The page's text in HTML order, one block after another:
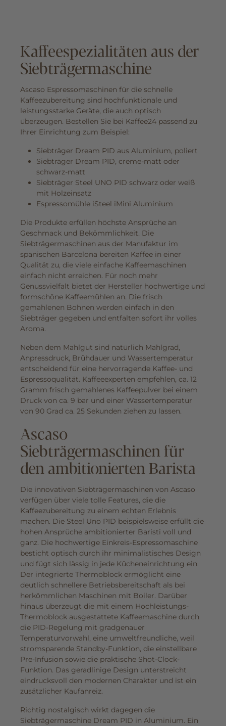
Kaffeespezialitäten aus der
Siebträgermaschine
Ascaso Espressomaschinen für die schnelle
Kaffeezubereitung sind hochfunktionale und
leistungsstarke Geräte, die auch optisch
überzeugen. Bestellen Sie bei Kaffee24 passend zu
Ihrer Einrichtung zum Beispiel:
Siebträger Dream PID aus Aluminium, poliert
Siebträger Dream PID, creme-matt oder
schwarz-matt
Siebträger Steel UNO PID schwarz oder weiß
mit Holzeinsatz
Espressomühle iSteel iMini Aluminium
Die Produkte erfüllen höchste Ansprüche an
Geschmack und Bekömmlichkeit. Die
Siebträgermaschinen aus der Manufaktur im
spanischen Barcelona bereiten Kaffee in einer
Qualität zu, die viele einfache Kaffeemaschinen
einfach nicht erreichen. Für noch mehr
Genussvielfalt bietet der Hersteller hochwertige und
formschöne Kaffeemühlen an. Die frisch
gemahlenen Bohnen werden einfach in den
Siebträger gegeben und entfalten sofort ihr volles
Aroma.
Neben dem Mahlgut sind natürlich Mahlgrad,
Anpressdruck, Brühdauer und Wassertemperatur
entscheidend für eine hervorragende Kaffee- und
Espressoqualität. Kaffeeexperten empfehlen, ca. 12
Gramm frisch gemahlenes Kaffeepulver bei einem
Druck von ca. 9 bar und einer Wassertemperatur
von 90 Grad ca. 25 Sekunden ziehen zu lassen.
Ascaso
Siebträgermaschinen für
den ambitionierten Barista
Die innovativen Siebträgermaschinen von Ascaso
verfügen über viele tolle Features, die die
Kaffeezubereitung zu einem echten Erlebnis
machen. Die Steel Uno PID beispielsweise erfüllt die
hohen Ansprüche ambitionierter Baristi voll und
ganz. Die hochwertige Einkreis-Espressomaschine
besticht optisch durch ihr minimalistisches Design
und fügt sich lässig in jede Kücheneinrichtung ein.
Der integrierte Thermoblock ermöglicht eine
deutlich schnellere Betriebsbereitschaft als bei
herkömmlichen Maschinen mit Boiler. Darüber
hinaus überzeugt die mit einem Hochleistungs-
Thermoblock ausgestattete Kaffeemaschine durch
die PID-Regelung mit gradgenauer
Temperaturvorwahl, eine umweltfreundliche, weil
stromsparende Standby-Funktion, die einstellbare
Pre-Infusion sowie die praktische Shot-Clock-
Funktion. Das geradlinige Design unterstreicht
eindrucksvoll den modernen Charakter und ist ein
zusätzlicher Kaufanreiz.
Richtig nostalgisch wirkt dagegen die
Siebträgermaschine Dream PID in Aluminium. Ein